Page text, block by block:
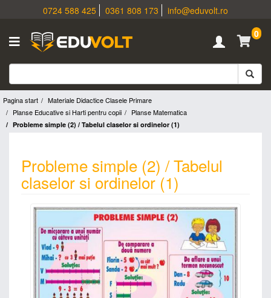
0724 588 425 0361 808 173
info@eduvolt.ro
0
Pagina start
Materiale Didactice Clasele Primare
Planse Educative si Harti pentru copii
Planse Matematica
Probleme simple (2) / Tabelul claselor si ordinelor (1)
Probleme simple (2) / Tabelul
claselor si ordinelor (1)